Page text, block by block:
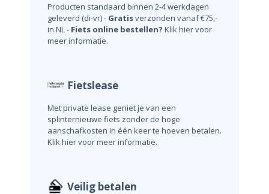
Producten standaard binnen 2-4 werkdagen
geleverd (di-vr) - Gratisverzonden vanaf €75,-
in NL - Fiets online bestellen? Klik hier voor
meer informatie.
Fietslease
Met private lease geniet je van een
splinternieuwe fiets zonder de hoge
aanschafkosten in één keer te hoeven betalen.
Klik hier voor meer informatie.
Veilig betalen